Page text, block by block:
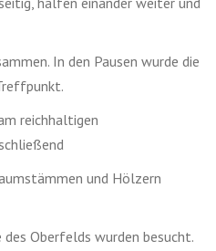
In den Pausen wurde die
reichhaltigen
und Hölzern
Oberfelds wurden besucht.